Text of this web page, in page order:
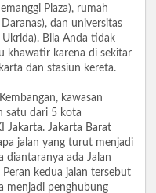
Plaza), rumah
dan universitas
Bila Anda tidak
khawatir karena di sekitar
dan stasiun kereta.
kawasan
satu dari 5 kota
Jakarta. Jakarta Barat
jalan yang turut menjadi
diantaranya ada Jalan
kedua jalan tersebut
menjadi penghubung